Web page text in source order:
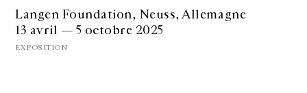
Langen Foundation, Neuss, Allemagne
13 avril — 5 octobre 2025
EXPOSITION